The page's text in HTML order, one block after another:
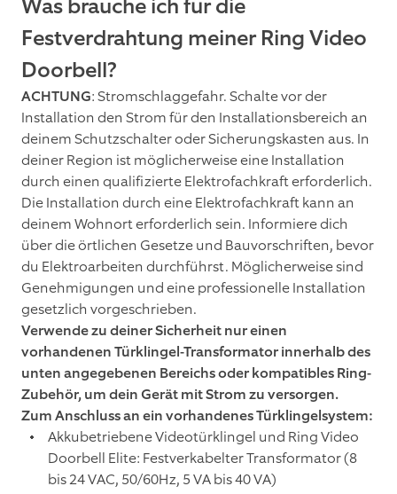
Was brauche ich für die
Festverdrahtung meiner Ring Video
Doorbell?
ACHTUNG: Stromschlaggefahr. Schalte vor der
Installation den Strom für den Installationsbereich an
deinem Schutzschalter oder Sicherungskasten aus. In
deiner Region ist möglicherweise eine Installation
durch einen qualifizierte Elektrofachkraft erforderlich.
Die Installation durch eine Elektrofachkraft kann an
deinem Wohnort erforderlich sein. Informiere dich
über die örtlichen Gesetze und Bauvorschriften, bevor
du Elektroarbeiten durchführst. Möglicherweise sind
Genehmigungen und eine professionelle Installation
gesetzlich vorgeschrieben.
Verwende zu deiner Sicherheit nur einen
vorhandenen Türklingel-Transformator innerhalb des
unten angegebenen Bereichs oder kompatibles Ring-
Zubehör, um dein Gerät mit Strom zu versorgen.
Zum Anschluss an ein vorhandenes Türklingelsystem:
Akkubetriebene Videotürklingel und Ring Video
Doorbell Elite: Festverkabelter Transformator (8
bis 24 VAC, 50/60Hz, 5 VA bis 40 VA)